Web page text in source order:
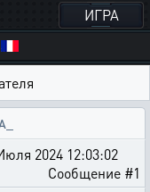
ИГРА
2024 12:03:02
Сообщение #1